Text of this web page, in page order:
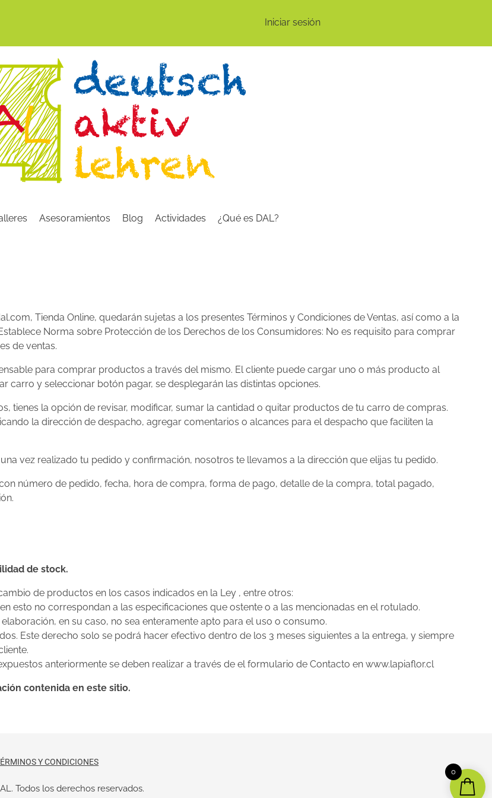
Iniciar sesión
Asesoramientos Blog Actividades ¿Qué es DAL?
Tienda Online, quedarán sujetas a los presentes Términos y Condiciones de Ventas, así como a la
Norma sobre Protección de los Derechos de los Consumidores: No es requisito para comprar
de ventas.
para comprar productos a través del mismo. El cliente puede cargar uno o más producto al
carro y seleccionar botón pagar, se desplegarán las distintas opciones.
tienes la opción de revisar, modificar, sumar la cantidad o quitar productos de tu carro de compras.
la dirección de despacho, agregar comentarios o alcances para el despacho que faciliten la
vez realizado tu pedido y confirmación, nosotros te llevamos a la dirección que elijas tu pedido.
número de pedido, fecha, hora de compra, forma de pago, detalle de la compra, total pagado,
de stock.
de productos en los casos indicados en la Ley , entre otros:
esto no correspondan a las especificaciones que ostente o a las mencionadas en el rotulado.
en su caso, no sea enteramente apto para el uso o consumo.
Este derecho solo se podrá hacer efectivo dentro de los 3 meses siguientes a la entrega, y siempre
anteriormente se deben realizar a través de el formulario de Contacto en www.lapiaflor.cl
contenida en este sitio.
Y CONDICIONES
Todos los derechos reservados.
0